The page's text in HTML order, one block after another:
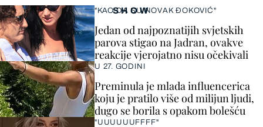
SHOW
"KAO DA SU NOVAK ĐOKOVIĆ"
Jedan od najpoznatijih svjetskih
parova stigao na Jadran, ovakve
reakcije vjerojatno nisu očekivali
U 27. GODINI
Preminula je mlada influencerica
koju je pratilo više od milijun ljudi,
dugo se borila s opakom bolešću
"UUUUUUFFFF"